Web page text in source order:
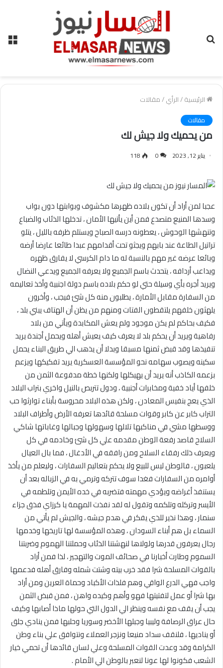
الرئيسية/الرأي/مقالات
مقالات
من يحميك ولا جيش لك
يناير 12, 2023 0
118
عجبا لمن أراد أن تكون بلاده ظهرها مكشوف وبوابتها دون بواب
وسدها المنيع متصدع فمن أين يأتيها الأمان ، تدخلها الذئاب والضباع
وتنهشها الوحوش ، يعطونه درسه الصباح ويستلم ظرفه بالليل ، يتلو
تراتيل الطاعة عند بابهم ويجثو تحت أقدامهم عبدا طائعا عارضا أرضه
وبائعا عرضه غير مهم بالنسبة له ما دام الكرسي لا يفارق ظهره
ويداعب أردافه ، يتحدث باسم الجميع ولا يعرفه الجميع ويدعي النضال
ويريد أجره بأي وسيلة حتي لو حكم بلاده باسم دولة اجنبية وأخذ تعاليمه
من السفارة مقابل الأمارة ، يطلبون منه كل شئ فيجب ، وأخرون
يلهثون خلفهم يلتقطون الفتات ومنهم من يظن أن الهتاف يبني بلد ،
فكيف بحاكم لم يكن موجود ولم يعش المكابدة ويأتي من بلاد
رفاهية ويريد أن يحكم بلد لا يعرف كيف يعيش أهله ويحمل أجندة يريد
تنفيذها وقد قبض ثمنها مسبقا وبدلا أن يذهب الي طريق البناء يحمل
سكينه ويصوب سهامه نحو المؤسسة العسكرية يريد تفكيكها ويزعم
بزعمه الكاذب أنه يريد أن يهيكلها ولكنها خطة مدفوعة الثمن من
خلفها أياد خفية ومخابرات أجنبية ، ودول تتربص بالنيل واخري بتراب البلاد
الذي يعج بنفيس المعادن ، ولكن هذه البلاد محروسة بأبناء توارثوا حب
التراب كابر عن كابر وقوات مسلحة قائدها تعرفه الأرض وأطراف البلاد
ووسطها مشي في مناكبها تلالها وسهولها وجبالها وغاباتها شاكي
السلاح قاصد رفعة الوطن مقدمه علي كل شئ وخادمه في كل
ويعرف ذلك رفقاء السلاح ومن رافقه في الأدغال ، فما بال العيال
يلعبون ، فالوطن ليس للبيع ولا يحكم بتعاليم السفارات ، وليعلم من يأخذ
أوامره من السفارات فغدا سوف تتركه وترمي به في الزباله بعد أن
يستنفذ أغراضه ويؤدي مهمته فتضربه في خده الأيمن وتلطمه في
الأيسر وتركله وتلكمه وتقول له لقد نفذت المهمة يا كرزاي فذق جزاء
سنمار ، وهذا نذير للذي يفكر في هدم جيشه ، والجيش لم يأتي من
السماء بل هم أبناء السودان ، وهذه المؤسسة لها تاريخها وخدمها
رجال يعرفون قدرها ولولاها لنهشتنا الذئاب وحملتنا الهموم وضربتنا
السموم وطارت أخبارنا في صحائف الموت والتهجير ، لذا فمن أراد
بالقوات المسلحة شرا فقد خرب بيته وشتت شمله وفارق أهله فدعمها
واجب فهي الدرع الواقي وهم فلذات الأكباد وحماة العرين ومن أراد
بها شرا أو عمل لتفتيتها فهو وأهم وكيده واهن ، فمن قبض الثمن
يجب أن يقف مع نفسه وينظر الي الدول التي حولها ماذا أصابها وكيف
حال عراق الرصافة وليبيا وجبلها الأخضر وسوريا وحلبها فمن ينادي جلق
أو يناديها ، فلنقف سداد منيعا ونزجر العملاء ونتوافق علي بناء وطن
الكرامة وقد وعدت القوات المسلحة وعلي لسان قائدها أن تحمي خيار
الشعب فكونوا لها عونا لنعبر بالوطن الي الأمام .